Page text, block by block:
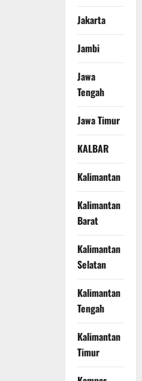
Jakarta
Jambi
Jawa
Tengah
Jawa Timur
KALBAR
Kalimantan
Kalimantan
Barat
Kalimantan
Selatan
Kalimantan
Tengah
Kalimantan
Timur